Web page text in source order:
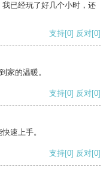
已经玩了好几个小时，还
支持[0] 反对[0]
家的温暖。
支持[0] 反对[0]
速上手。
支持[0] 反对[0]